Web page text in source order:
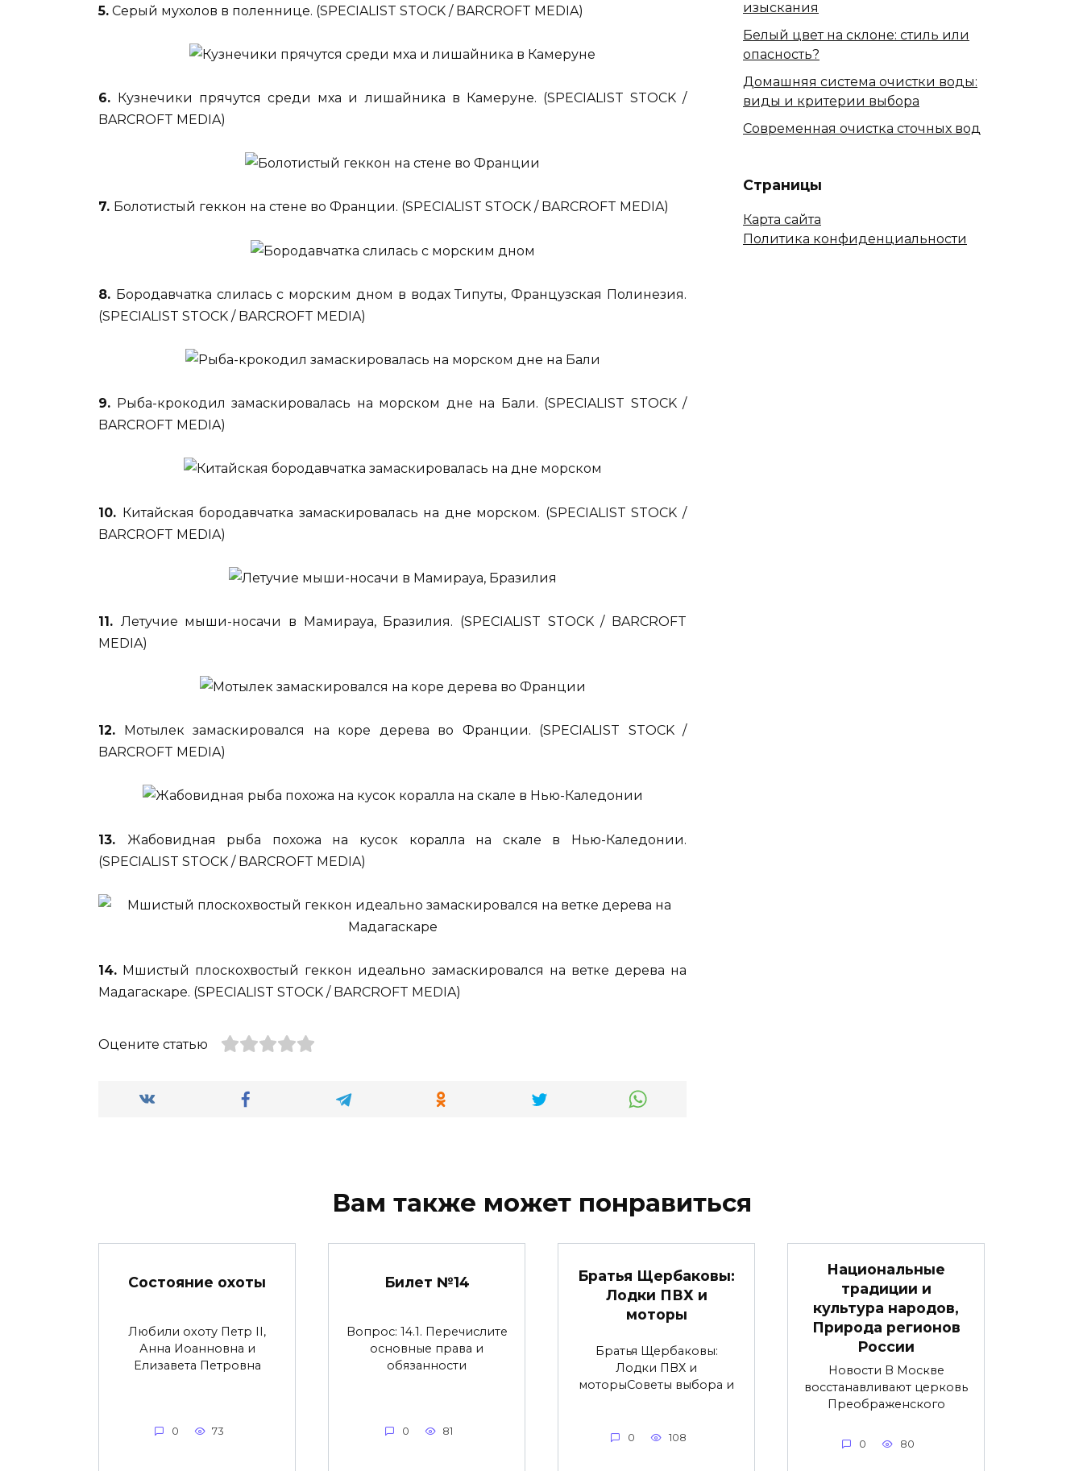
5. Серый мухолов в поленнице. (SPECIALIST STOCK / BARCROFT MEDIA)
6. Кузнечики прячутся среди мха и лишайника в Камеруне. (SPECIALIST STOCK /
BARCROFT MEDIA)
7. Болотистый геккон на стене во Франции. (SPECIALIST STOCK / BARCROFT MEDIA)
8. Бородавчатка слилась с морским дном в водах Типуты, Французская Полинезия.
(SPECIALIST STOCK / BARCROFT MEDIA)
9. Рыба-крокодил замаскировалась на морском дне на Бали. (SPECIALIST STOCK /
BARCROFT MEDIA)
10. Китайская бородавчатка замаскировалась на дне морском. (SPECIALIST STOCK /
BARCROFT MEDIA)
11. Летучие мыши-носачи в Мамирауа, Бразилия. (SPECIALIST STOCK / BARCROFT
MEDIA)
12. Мотылек замаскировался на коре дерева во Франции. (SPECIALIST STOCK /
BARCROFT MEDIA)
13. Жабовидная рыба похожа на кусок коралла на скале в Нью-Каледонии.
(SPECIALIST STOCK / BARCROFT MEDIA)
14. Мшистый плоскохвостый геккон идеально замаскировался на ветке дерева на
Мадагаскаре. (SPECIALIST STOCK / BARCROFT MEDIA)
Оцените статью
изыскания
Белый цвет на склоне: стиль или
опасность?
Домашняя система очистки воды:
виды и критерии выбора
Современная очистка сточных вод
Страницы
Карта сайта
Политика конфиденциальности
Вам также может понравиться
Состояние охоты
Любили охоту Петр II,
Анна Иоанновна и
Елизавета Петровна
0 73
Билет №14
Вопрос: 14.1. Перечислите
основные права и
обязанности
0 81
Братья Щербаковы:
Лодки ПВХ и
моторы
Братья Щербаковы:
Лодки ПВХ и
моторыCоветы выбора и
0 108
Национальные
традиции и
культура народов,
Природа регионов
России
Новости В Москве
восстанавливают церковь
Преображенского
0 80